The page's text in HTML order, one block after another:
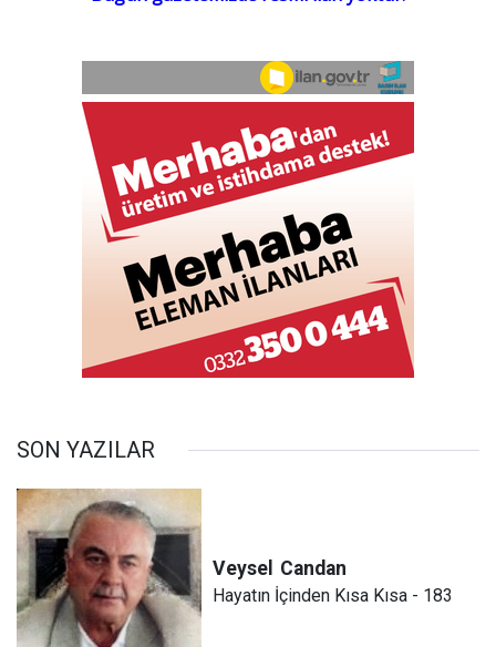
SON YAZILAR
Veysel Candan
Hayatın İçinden Kısa Kısa - 183